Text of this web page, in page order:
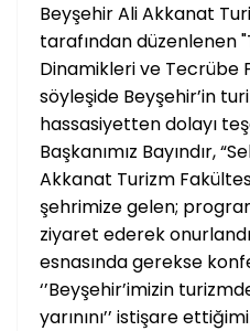
Beyşehir Ali Akkanat
tarafından düzenlenen
Dinamikleri ve Tecrübe
söyleşide Beyşehir’in
hassasiyetten dolayı
Başkanımız Bayındır,
Akkanat Turizm
şehrimize gelen;
ziyaret ederek
esnasında gerekse
‘’Beyşehir’imizin
yarınını’’ istişare